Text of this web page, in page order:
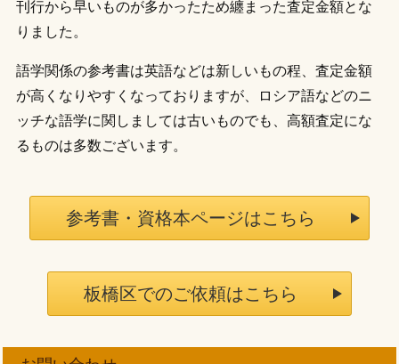
刊行から早いものが多かったため纏まった査定金額とな
りました。
語学関係の参考書は英語などは新しいもの程、査定金額
が高くなりやすくなっておりますが、ロシア語などのニ
ッチな語学に関しましては古いものでも、高額査定にな
るものは多数ございます。
参考書・資格本ページはこちら
板橋区でのご依頼はこちら